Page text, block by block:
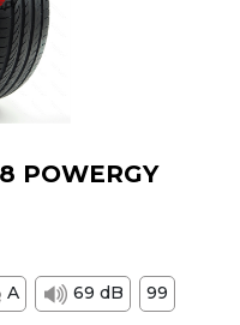
POWERGY
A 69 dB
99